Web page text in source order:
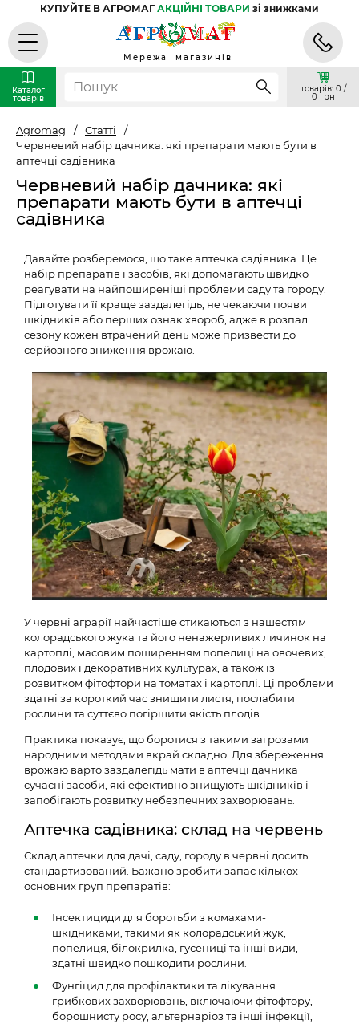
КУПУЙТЕ В АГРОМАГ АКЦІЙНІ ТОВАРИ зі знижками
Мережа магазинів
Каталог
товарів
товарів: 0 /
0 грн
Agromag / Статті
/
Червневий набір дачника: які препарати мають бути в
аптечці садівника
Червневий набір дачника: які
препарати мають бути в аптечці
садівника
Давайте розберемося, що таке аптечка садівника. Це
набір препаратів і засобів, які допомагають швидко
реагувати на найпоширеніші проблеми саду та городу.
Підготувати її краще заздалегідь, не чекаючи появи
шкідників або перших ознак хвороб, адже в розпал
сезону кожен втрачений день може призвести до
серйозного зниження врожаю.
У червні аграрії найчастіше стикаються з нашестям
колорадського жука та його ненажерливих личинок на
картоплі, масовим поширенням попелиці на овочевих,
плодових і декоративних культурах, а також із
розвитком фітофтори на томатах і картоплі. Ці проблеми
здатні за короткий час знищити листя, послабити
рослини та суттєво погіршити якість плодів.
Практика показує, що боротися з такими загрозами
народними методами вкрай складно. Для збереження
врожаю варто заздалегідь мати в аптечці дачника
сучасні засоби, які ефективно знищують шкідників і
запобігають розвитку небезпечних захворювань.
Аптечка садівника: склад на червень
Склад аптечки для дачі, саду, городу в червні досить
стандартизований. Бажано зробити запас кількох
основних груп препаратів:
Інсектициди для боротьби з комахами-
шкідниками, такими як колорадський жук,
попелиця, білокрилка, гусениці та інші види,
здатні швидко пошкодити рослини.
Фунгіцид для профілактики та лікування
грибкових захворювань, включаючи фітофтору,
борошнисту росу, альтернаріоз та інші інфекції,